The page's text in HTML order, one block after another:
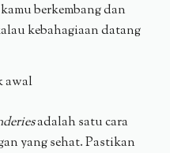
berkembang dan
kebahagiaan datang
awal
adalah satu cara
yang sehat. Pastikan